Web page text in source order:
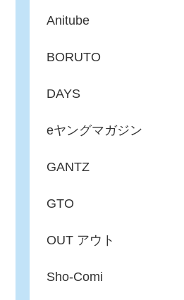
Anitube
BORUTO
DAYS
eヤングマガジン
GANTZ
GTO
OUT アウト
Sho-Comi